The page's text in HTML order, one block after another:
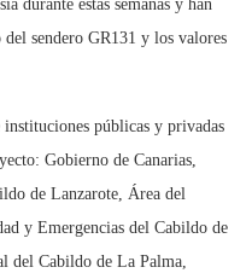
durante estas semanas y han
sendero GR131 y los valores
instituciones públicas y privadas
Gobierno de Canarias,
de Lanzarote, Área del
y Emergencias del Cabildo de
del Cabildo de La Palma,